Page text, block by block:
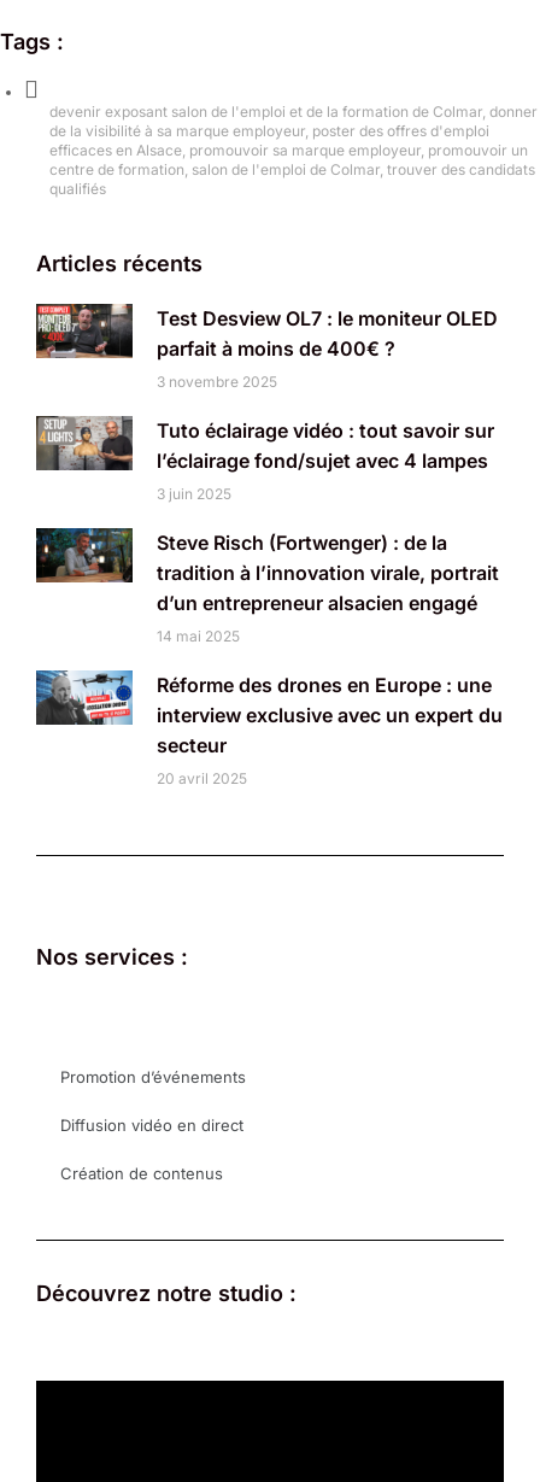
Tags :
devenir exposant salon de l'emploi et de la formation de Colmar, donner
de la visibilité à sa marque employeur, poster des offres d'emploi
efficaces en Alsace, promouvoir sa marque employeur, promouvoir un
centre de formation, salon de l'emploi de Colmar, trouver des candidats
qualifiés
Articles récents
Test Desview OL7 : le moniteur OLED
parfait à moins de 400€ ?
3 novembre 2025
Tuto éclairage vidéo : tout savoir sur
l’éclairage fond/sujet avec 4 lampes
3 juin 2025
Steve Risch (Fortwenger) : de la
tradition à l’innovation virale, portrait
d’un entrepreneur alsacien engagé
14 mai 2025
Réforme des drones en Europe : une
interview exclusive avec un expert du
secteur
20 avril 2025
Nos services :
Promotion d’événements
Diffusion vidéo en direct
Création de contenus
Découvrez notre studio :